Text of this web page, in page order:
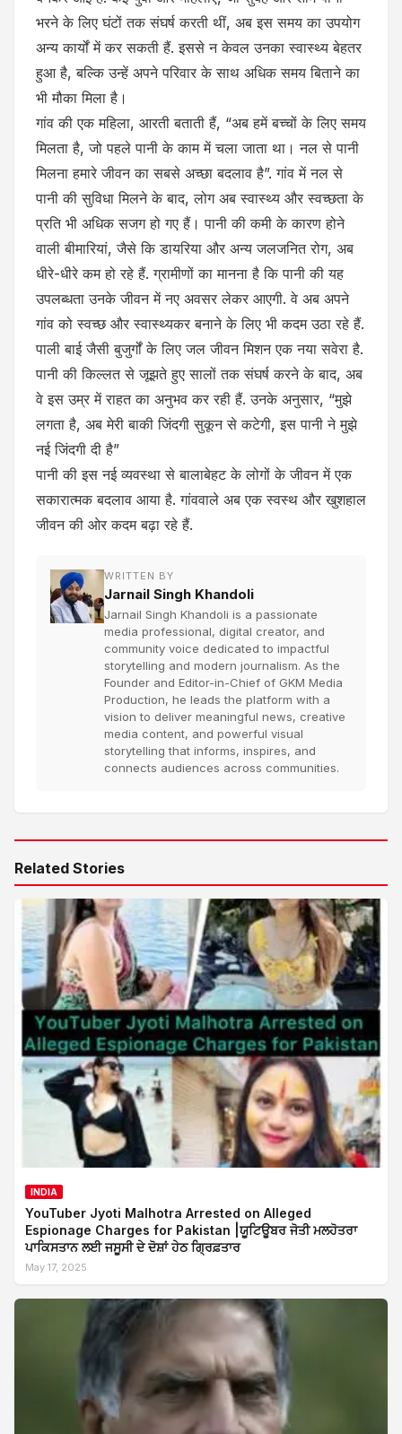
भरने के लिए घंटों तक संघर्ष करती थीं, अब इस समय का उपयोग
अन्य कार्यों में कर सकती हैं. इससे न केवल उनका स्वास्थ्य बेहतर
हुआ है, बल्कि उन्हें अपने परिवार के साथ अधिक समय बिताने का
भी मौका मिला है।
गांव की एक महिला, आरती बताती हैं, “अब हमें बच्चों के लिए समय
मिलता है, जो पहले पानी के काम में चला जाता था। नल से पानी
मिलना हमारे जीवन का सबसे अच्छा बदलाव है”. गांव में नल से
पानी की सुविधा मिलने के बाद, लोग अब स्वास्थ्य और स्वच्छता के
प्रति भी अधिक सजग हो गए हैं। पानी की कमी के कारण होने
वाली बीमारियां, जैसे कि डायरिया और अन्य जलजनित रोग, अब
धीरे-धीरे कम हो रहे हैं. ग्रामीणों का मानना है कि पानी की यह
उपलब्धता उनके जीवन में नए अवसर लेकर आएगी. वे अब अपने
गांव को स्वच्छ और स्वास्थ्यकर बनाने के लिए भी कदम उठा रहे हैं.
पाली बाई जैसी बुजुर्गों के लिए जल जीवन मिशन एक नया सवेरा है.
पानी की किल्लत से जूझते हुए सालों तक संघर्ष करने के बाद, अब
वे इस उम्र में राहत का अनुभव कर रही हैं. उनके अनुसार, “मुझे
लगता है, अब मेरी बाकी जिंदगी सुकून से कटेगी, इस पानी ने मुझे
नई जिंदगी दी है”
पानी की इस नई व्यवस्था से बालाबेहट के लोगों के जीवन में एक
सकारात्मक बदलाव आया है. गांववाले अब एक स्वस्थ और खुशहाल
जीवन की ओर कदम बढ़ा रहे हैं.
WRITTEN BY
Jarnail Singh Khandoli
Jarnail Singh Khandoli is a passionate
media professional, digital creator, and
community voice dedicated to impactful
storytelling and modern journalism. As the
Founder and Editor-in-Chief of GKM Media
Production, he leads the platform with a
vision to deliver meaningful news, creative
media content, and powerful visual
storytelling that informs, inspires, and
connects audiences across communities.
Related Stories
INDIA
YouTuber Jyoti Malhotra Arrested on Alleged
Espionage Charges for Pakistan |ਯੂਟਿਊਬਰ ਜੋਤੀ ਮਲਹੋਤਰਾ
ਪਾਕਿਸਤਾਨ ਲਈ ਜਸੂਸੀ ਦੇ ਦੋਸ਼ਾਂ ਹੇਠ ਗ੍ਰਿਫ਼ਤਾਰ
May 17, 2025